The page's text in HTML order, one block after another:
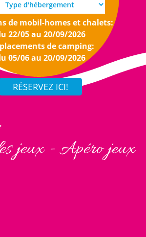
de mobil-homes et chalets:
22/05 au 20/09/2026
de camping:
05/06 au 20/09/2026
jeux - Apéro jeux